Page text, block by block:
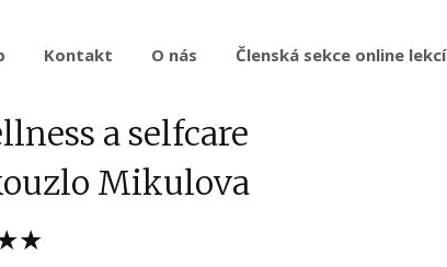
Kontakt O nás Členská sekce online lekcí
a selfcare
Mikulova